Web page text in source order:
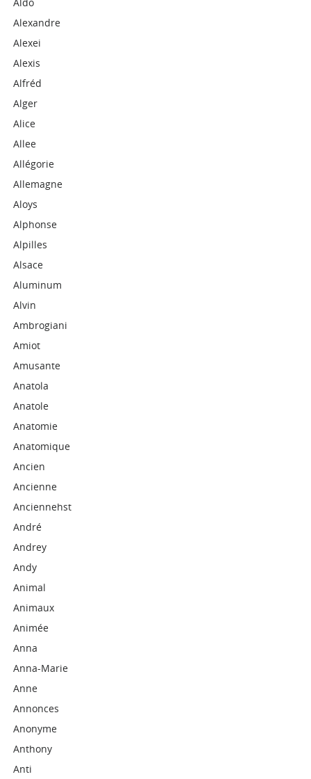
Alexandre
Alexei
Alexis
Alfréd
Alger
Alice
Allee
Allégorie
Allemagne
Aloys
Alphonse
Alpilles
Alsace
Aluminum
Alvin
Ambrogiani
Amiot
Amusante
Anatola
Anatole
Anatomie
Anatomique
Ancien
Ancienne
Anciennehst
André
Andrey
Andy
Animal
Animaux
Animée
Anna
Anna-Marie
Anne
Annonces
Anonyme
Anthony
Anti